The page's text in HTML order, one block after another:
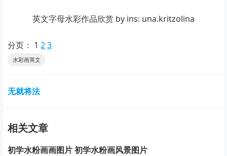
英文字母水彩作品欣赏 by ins: una.kritzolina
分页： 1 2 3
水彩画英文
无就将法
相关文章
初学水粉画画图片 初学水粉画风景图片